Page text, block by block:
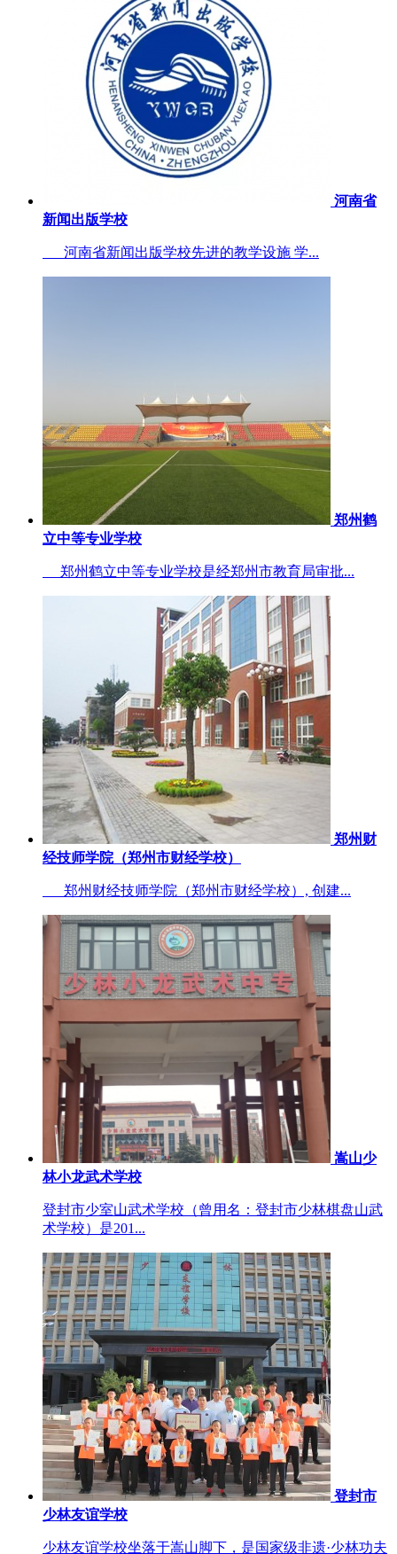
河南省
新闻出版学校
河南省新闻出版学校先进的教学设施 学...
郑州鹤
立中等专业学校
郑州鹤立中等专业学校是经郑州市教育局审批...
郑州财
经技师学院（郑州市财经学校）
郑州财经技师学院（郑州市财经学校）, 创建...
嵩山少
林小龙武术学校
登封市少室山武术学校（曾用名：登封市少林棋盘山武
术学校）是201...
登封市
少林友谊学校
少林友谊学校坐落于嵩山脚下，是国家级非遗·少林功夫